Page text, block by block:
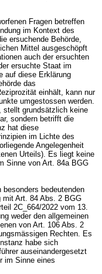
Fragen betreffen
im Kontext des
ersuchende Behörde,
Mittel ausgeschöpft
auch der ersuchten
ersuchte Staat im
auf diese Erklärung
das
einhält, kann nur
umgestossen werden.
stellt grundsätzlich keine
sondern betrifft die
hat diese
im Lichte des
Angelegenheit
Urteils). Es liegt keine
Sinne von Art. 84a BGG
bedeutenden
mit Art. 84 Abs. 2 BGG
2C_664/2022 vom 13.
weder den allgemeinen
von Art. 106 Abs. 2
Rechten. Es
habe sich
auseinandergesetzt
im Sinne eines